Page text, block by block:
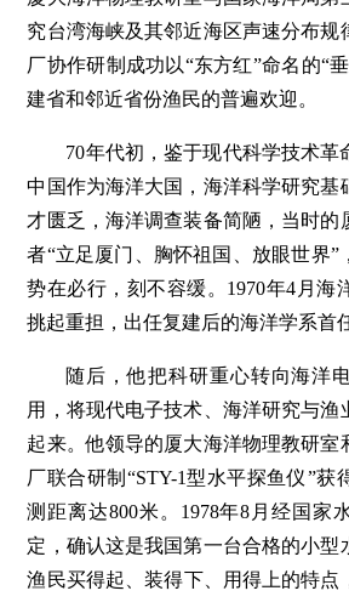
究台湾海峡及其邻近海区声速分布规
厂协作研制成功以“东方红”命名的“
建省和邻近省份渔民的普遍欢迎。
70年代初，鉴于现代科学技术革
中国作为海洋大国，海洋科学研究基
才匮乏，海洋调查装备简陋，当时的
者“立足厦门、胸怀祖国、放眼世界”
势在必行，刻不容缓。1970年4月海
挑起重担，出任复建后的海洋学系首
随后，他把科研重心转向海洋
用，将现代电子技术、海洋研究与渔
起来。他领导的厦大海洋物理教研室
厂联合研制“STY-1型水平探鱼仪”获
测距离达800米。1978年8月经国家
定，确认这是我国第一台合格的小型
渔民买得起、装得下、用得上的特点